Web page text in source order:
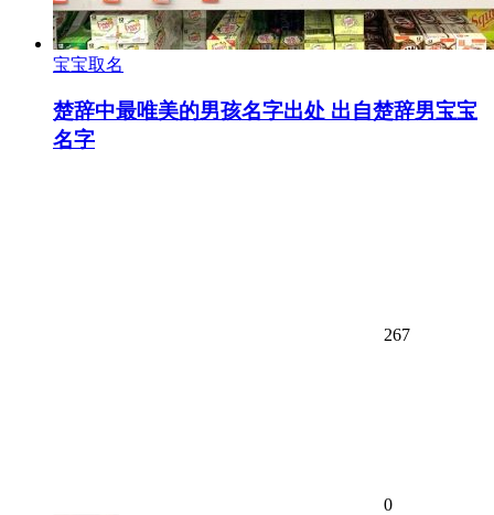
宝宝取名
楚辞中最唯美的男孩名字出处 出自楚辞男宝宝
名字
267
0